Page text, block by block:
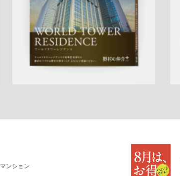
詳しく見る
マンション